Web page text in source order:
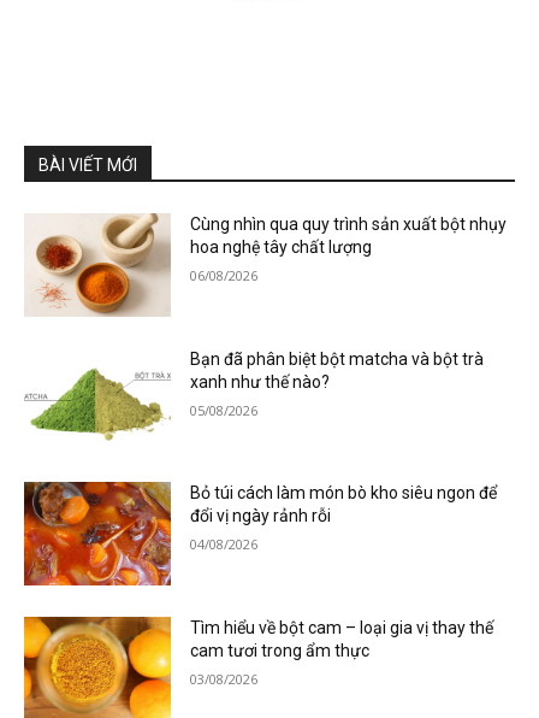
BÀI VIẾT MỚI
Cùng nhìn qua quy trình sản xuất bột nhụy
hoa nghệ tây chất lượng
06/08/2026
Bạn đã phân biệt bột matcha và bột trà
xanh như thế nào?
05/08/2026
Bỏ túi cách làm món bò kho siêu ngon để
đổi vị ngày rảnh rỗi
04/08/2026
Tìm hiểu về bột cam – loại gia vị thay thế
cam tươi trong ẩm thực
03/08/2026